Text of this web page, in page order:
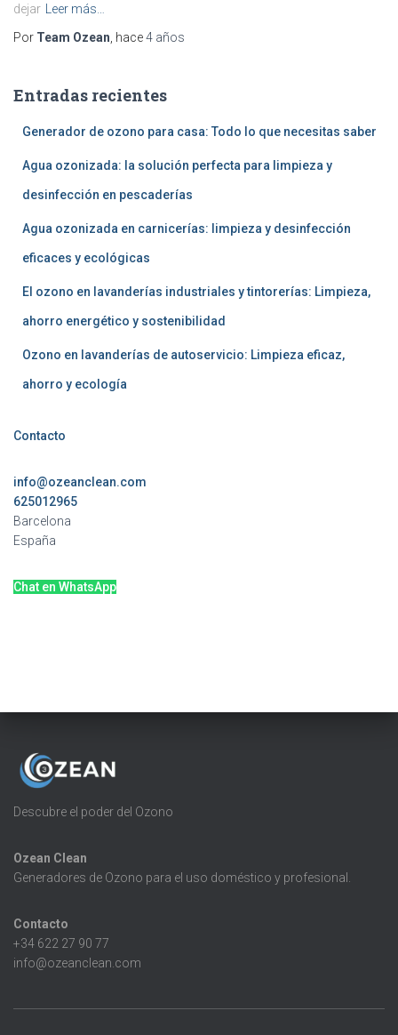
dejar
Leer más…
Por Team Ozean , hace4 años
Entradas recientes
Generador de ozono para casa: Todo lo que necesitas saber
Agua ozonizada: la solución perfecta para limpieza y
desinfección en pescaderías
Agua ozonizada en carnicerías: limpieza y desinfección
eficaces y ecológicas
El ozono en lavanderías industriales y tintorerías: Limpieza,
ahorro energético y sostenibilidad
Ozono en lavanderías de autoservicio: Limpieza eficaz,
ahorro y ecología
Contacto
info@ozeanclean.com
625012965
Barcelona
España
Chat en WhatsApp
Descubre el poder del Ozono
Ozean Clean
Generadores de Ozono para el uso doméstico y profesional.
Contacto
+34 622 27 90 77
info@ozeanclean.com